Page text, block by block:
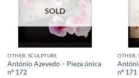
SOLD
OTHER, SCULPTURE
António Azevedo – Pieza única
nº 172
OTHER,
nº 171